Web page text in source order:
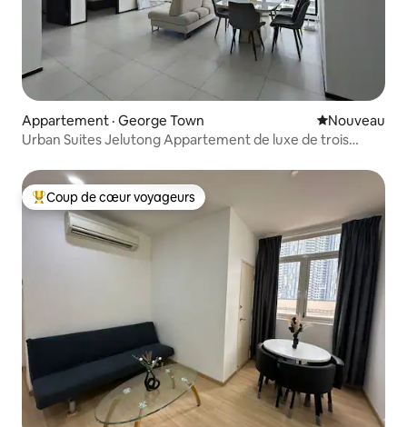
Appartement · George Town Nouvel
Nouveau
Urban Suites Jelutong Appartement de luxe de trois
personnes, idéal pour les voyages en famille -1B-09
Coup de cœur voyageurs parmi les plus aimés
Coup de cœur voyageurs